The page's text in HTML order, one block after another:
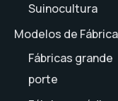
Suinocultura
Modelos de
Fábricas grande
porte